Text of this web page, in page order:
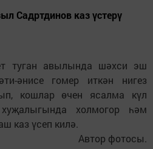
Садртдинов каз үстерү
туган авылында шәхси эш
әнисе гомер иткән нигез
кошлар өчен ясалма күл
холмогор һәм
каз үсеп килә.
Автор фотосы.